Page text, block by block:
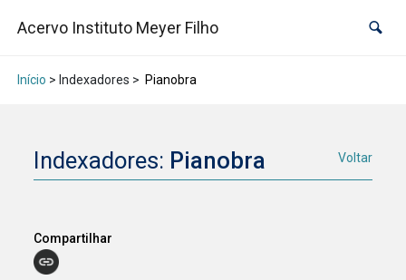
Acervo Instituto Meyer Filho
Início > Indexadores > Pianobra
Indexadores: Pianobra Voltar
Compartilhar